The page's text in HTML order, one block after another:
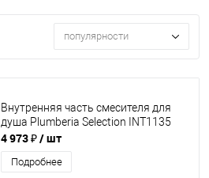
популярности
Внутренняя часть смесителя для
душа Plumberia Selection INT1135
4 973 ₽/ шт
Подробнее